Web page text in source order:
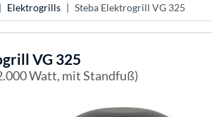
Elektrogrills Steba Elektrogrill VG 325
VG 325
Watt, mit Standfuß)